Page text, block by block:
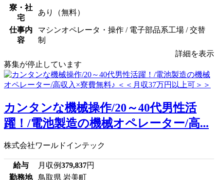
寮・社
宅
あり（無料）
仕事内
容
マシンオペレータ・操作 / 電子部品系工場 / 交替
制
詳細を表示
募集が停止しています
カンタンな機械操作/20～40代男性活
躍！/電池製造の機械オペレーター/高...
株式会社ワールドインテック
給与 月収例379,837円
勤務地
鳥取県 岩美町